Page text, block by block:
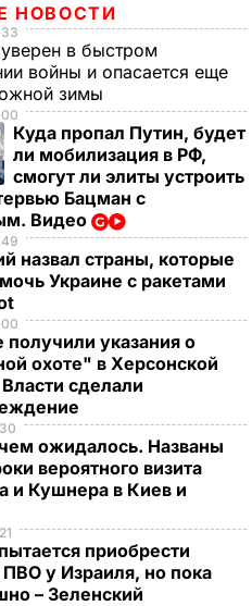
НОВОСТИ
в быстром
войны и опасается еще
зимы
Куда пропал Путин, будет
ли мобилизация в РФ,
смогут ли элиты устроить
Бацман с
Видео
назвал страны, которые
Украине с ракетами
получили указания о
охоте" в Херсонской
сделали
ожидалось. Названы
вероятного визита
и Кушнера в Киев и
приобрести
у Израиля, но пока
– Зеленский